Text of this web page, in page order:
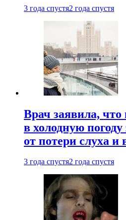
3 года спустя2 года спустя
Врач заявила,
в холодную
от потери слуха и
3 года спустя2 года спустя